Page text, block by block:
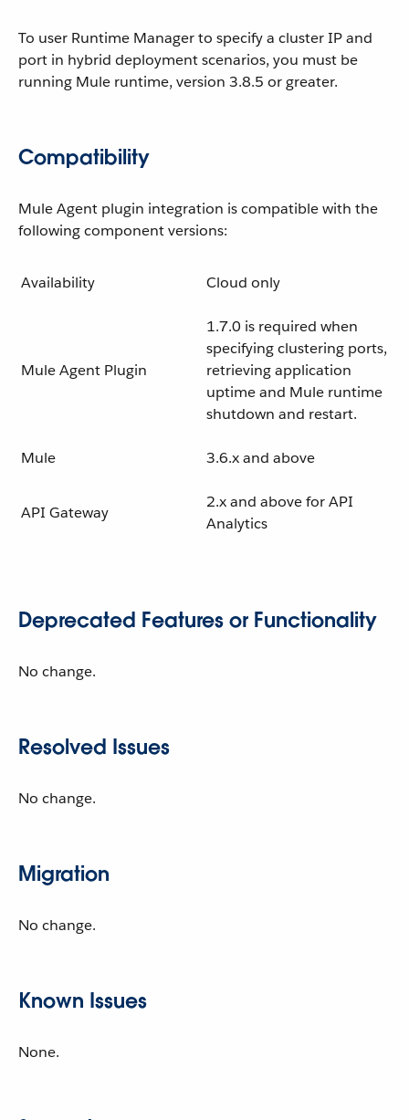
To user Runtime Manager to specify a cluster IP and
port in hybrid deployment scenarios, you must be
running Mule runtime, version 3.8.5 or greater.
Compatibility
Mule Agent plugin integration is compatible with the
following component versions:
Availability Cloud only
Mule Agent Plugin
1.7.0 is required when
specifying clustering ports,
retrieving application
uptime and Mule runtime
shutdown and restart.
Mule 3.6.x and above
API Gateway
2.x and above for API
Analytics
Deprecated Features or Functionality
No change.
Resolved Issues
No change.
Migration
No change.
Known Issues
None.